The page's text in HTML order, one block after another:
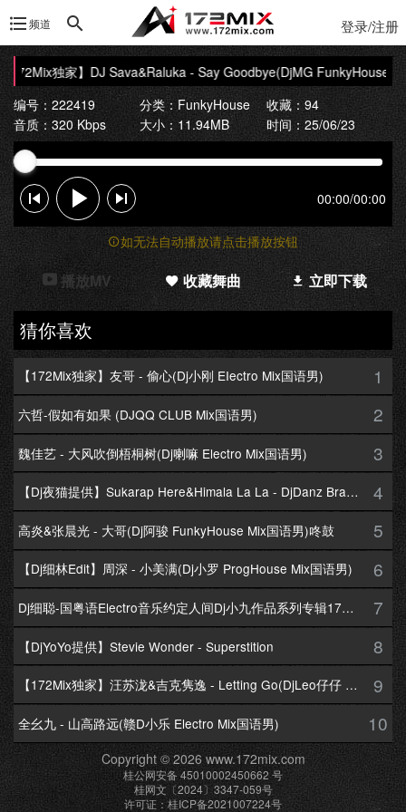
频道 登录/注册
独家】DJ Sava&Raluka - Say Goodbye(DjMG FunkyHouse
编号：222419
分类：FunkyHouse
收藏：94
音质：320 Kbps
大小：11.94MB 时间：25/06/23
00:00/00:00
如无法自动播放请点击播放按钮
播放MV 收藏舞曲 立即下载
猜你喜欢
【172Mix独家】友哥 - 偷心(Dj小刚 EIectro Mix国语男) 1
六哲-假如有如果 (DJQQ CLUB Mix国语男) 2
魏佳艺 - 大风吹倒梧桐树(Dj喇嘛 Electro Mix国语男) 3
【Dj夜猫提供】Sukarap Here&Himala La La - DjDanz Braekbeat Mix 4
高炎&张晨光 - 大哥(Dj阿骏 FunkyHouse Mix国语男)咚鼓 5
【Dj细林Edit】周深 - 小美满(Dj小罗 ProgHouse Mix国语男) 6
Dj细聪-国粤语Electro音乐约定人间Dj小九作品系列专辑172Mix串烧 7
【DjYoYo提供】Stevie Wonder - Superstition 8
【172Mix独家】汪苏泷&吉克隽逸 - Letting Go(DjLeo仔仔 Electro Mix国语合唱) 9
全幺九 - 山高路远(赣D小乐 Electro Mix国语男) 10
Copyright © 2026 www.172mix.com
桂公网安备 45010002450662 号
桂网文〔2024〕3347-059号
许可证：桂ICP备2021007224号